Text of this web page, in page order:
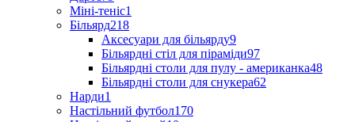
Міні-теніс1
Більярд218
Аксесуари для більярду9
Більярдні стіл для піраміди97
Більярдні столи для пулу - американка48
Більярдні столи для снукера62
Нарди1
Настільний футбол170